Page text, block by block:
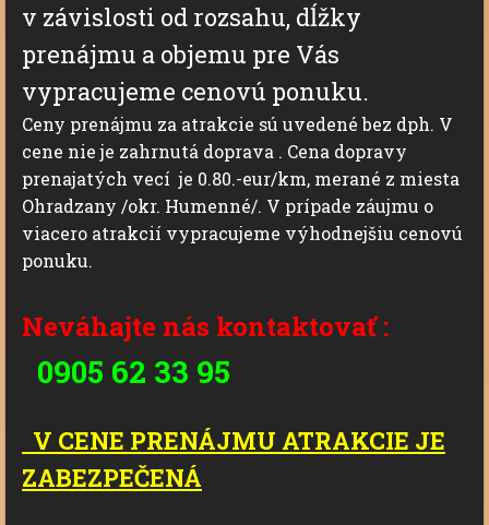
v závislosti od rozsahu, dĺžky
prenájmu a objemu pre Vás
vypracujeme cenovú ponuku.
Ceny prenájmu za atrakcie sú uvedené bez dph. V
cene nie je zahrnutá doprava . Cena dopravy
prenajatých vecí je 0.80.-eur/km, merané z miesta
Ohradzany /okr. Humenné/. V prípade záujmu o
viacero atrakcií vypracujeme výhodnejšiu cenovú
ponuku.
Neváhajte nás kontaktovať :
0905 62 33 95
V CENE PRENÁJMU ATRAKCIE JE
ZABEZPEČENÁ